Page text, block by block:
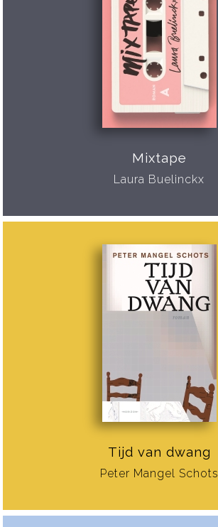
Mixtape
Laura Buelinckx
Tijd van dwang
Peter Mangel Schots